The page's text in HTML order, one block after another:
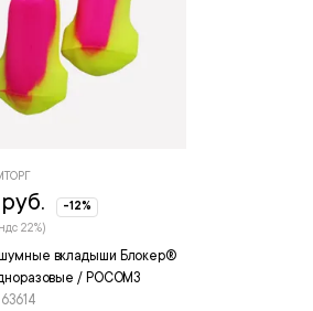
вкладыши Блокер®
/ РОСОМЗ
-12%
22%)